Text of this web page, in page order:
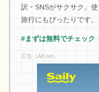
訳・SNSがサクサク。
旅行にもぴったりです。
#まずは無料でチェック
広告（A8.net）